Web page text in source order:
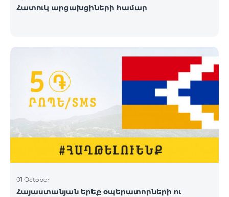
Հատուկ արցախցիների համար
01 October
Հայաստանյան երեք օպերատորների ու